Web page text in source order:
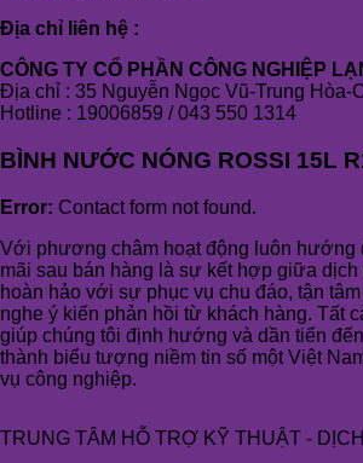
Địa chỉ liên hệ :
CÔNG TY CỔ PHẦN CÔNG NGHIỆP
Địa chỉ : 35 Nguyễn Ngọc Vũ-Trung Hòa-
Hotline : 19006859 / 043 550 1314
BÌNH NƯỚC NÓNG ROSSI 15L
Error: Contact form not found.
Với phương châm hoạt động luôn hướng
mãi sau bán hàng là sự kết hợp giữa dịch
hoàn hảo với sự phục vụ chu đáo, tận
nghe ý kiến phản hồi từ khách hàng. Tất
giúp chúng tôi định hướng và dần tiến
thành biểu tượng niềm tin số một Việt
vụ công nghiệp.
TRUNG TÂM HỖ TRỢ KỸ THUẬT -